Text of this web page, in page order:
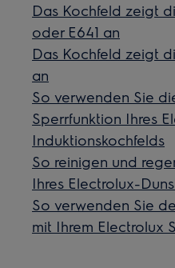
Das Kochfeld zeigt
oder E641 an
Das Kochfeld zeigt
an
So verwenden Sie
Sperrfunktion Ihres
Induktionskochfelds
So reinigen und
Ihres Electrolux-
So verwenden Sie
mit Ihrem Electrolux